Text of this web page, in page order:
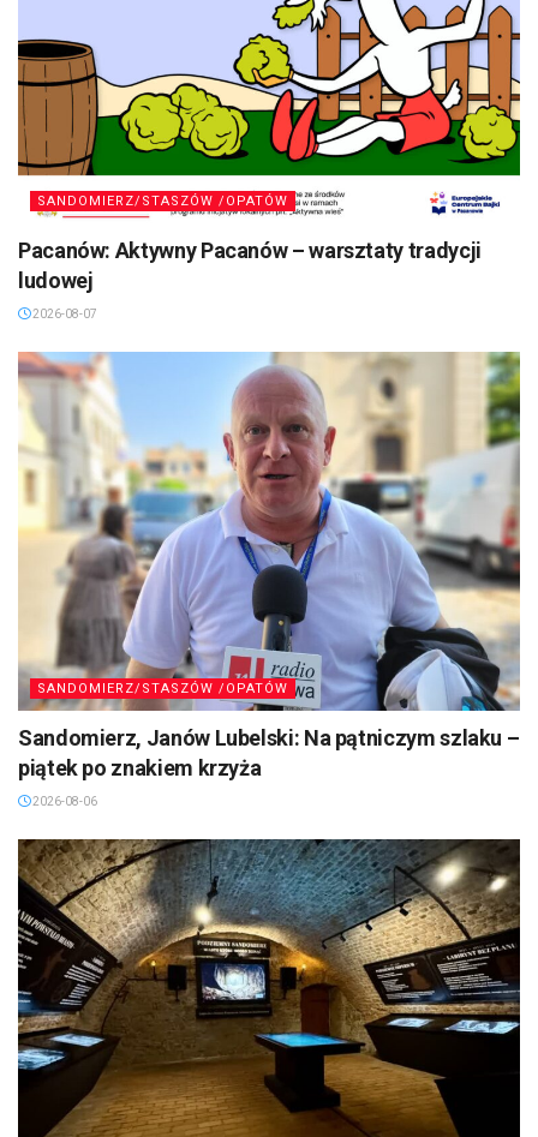
SANDOMIERZ/STASZÓW /OPATÓW
Pacanów: Aktywny Pacanów – warsztaty tradycji
ludowej
2026-08-07
SANDOMIERZ/STASZÓW /OPATÓW
Sandomierz, Janów Lubelski: Na pątniczym szlaku –
piątek po znakiem krzyża
2026-08-06